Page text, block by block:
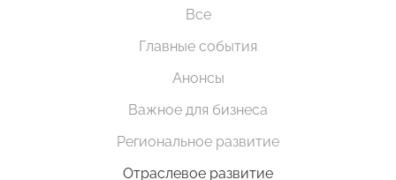
Все
Главные события
Анонсы
Важное для бизнеса
Региональное развитие
Отраслевое развитие